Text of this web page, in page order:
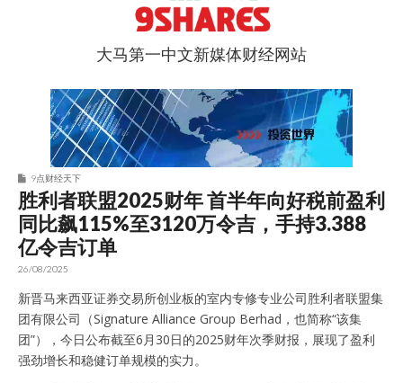
9点股票
大马第一中文新媒体财经网站
9点财经天下
胜利者联盟2025财年 首半年向好税前盈利
同比飙115%至3120万令吉，手持3.388
亿令吉订单
26/08/2025
新晋马来西亚证券交易所创业板的室内专修专业公司胜利者联盟集
团有限公司（Signature Alliance Group Berhad，也简称“该集
团”），今日公布截至6月30日的2025财年次季财报，展现了盈利
强劲增长和稳健订单规模的实力。